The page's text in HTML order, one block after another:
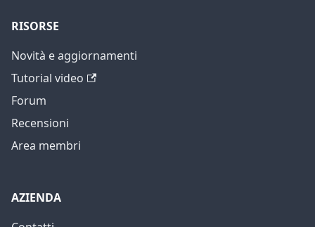
RISORSE
Novità e aggiornamenti
Tutorial video
Forum
Recensioni
Area membri
AZIENDA